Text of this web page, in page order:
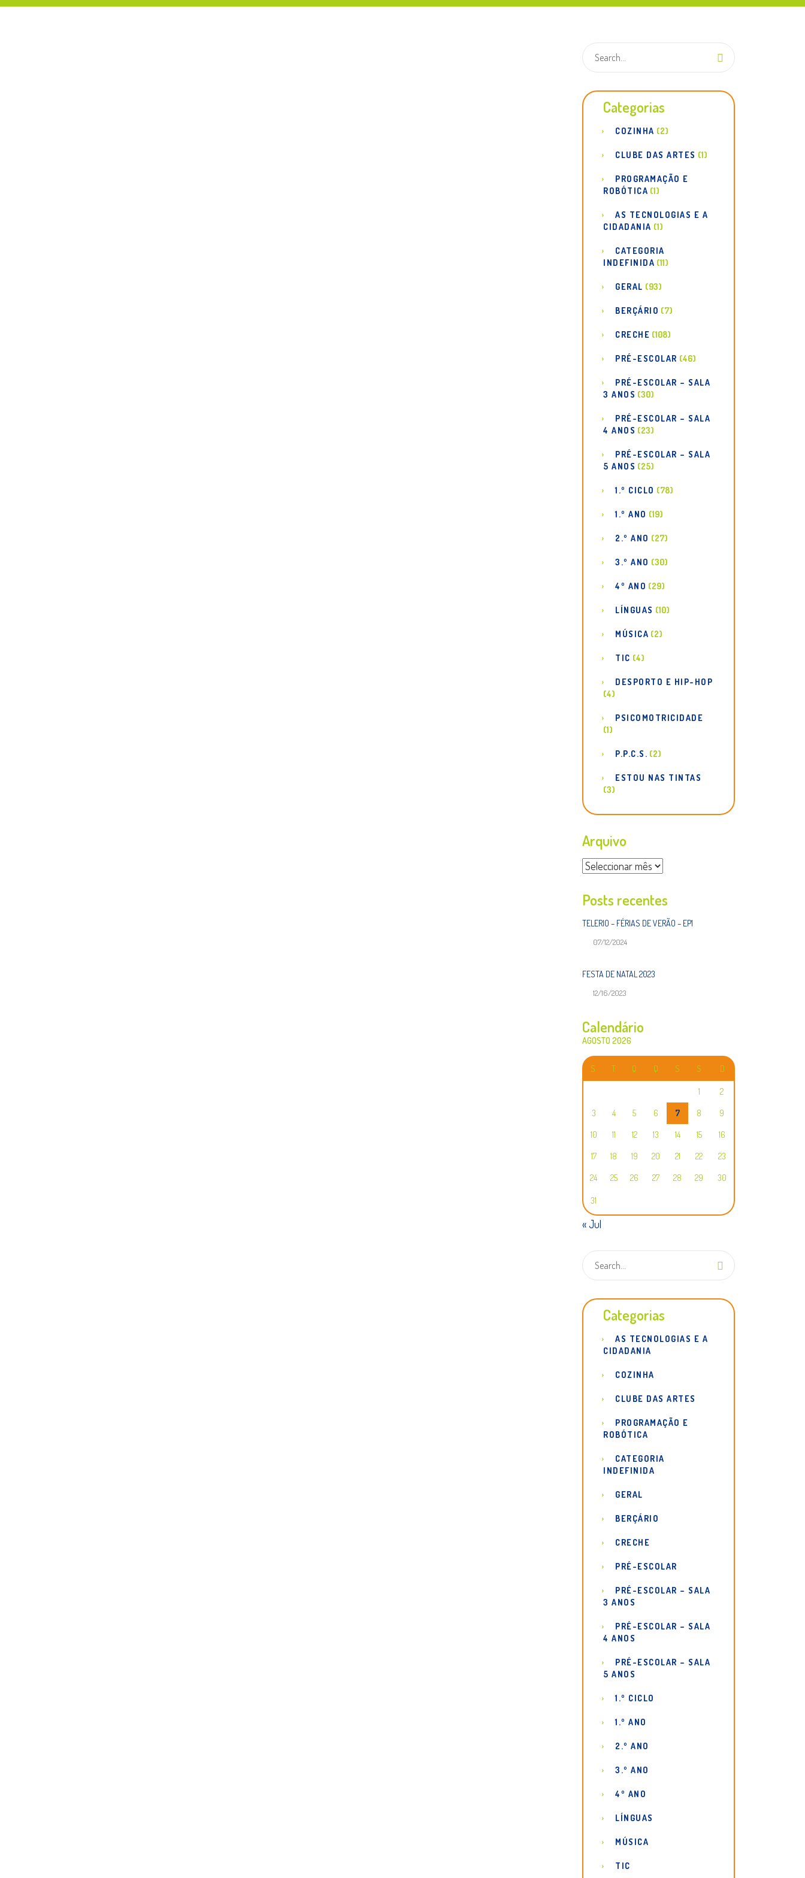
Categorias
COZINHA (2)
CLUBE DAS ARTES (1)
PROGRAMAÇÃO E
ROBÓTICA (1)
AS TECNOLOGIAS E A
CIDADANIA (1)
CATEGORIA
INDEFINIDA (11)
GERAL (93)
BERÇÁRIO (7)
CRECHE (108)
PRÉ-ESCOLAR (46)
PRÉ-ESCOLAR – SALA
3 ANOS (30)
PRÉ-ESCOLAR – SALA
4 ANOS (23)
PRÉ-ESCOLAR – SALA
5 ANOS (25)
1.º CICLO (78)
1.º ANO (19)
2.º ANO (27)
3.º ANO (30)
4º ANO (29)
LÍNGUAS (10)
MÚSICA (2)
TIC (4)
DESPORTO E HIP-HOP
(4)
PSICOMOTRICIDADE
(1)
P.P.C.S. (2)
ESTOU NAS TINTAS
(3)
Arquivo
Arquivo
Posts recentes
TELERIO – FÉRIAS DE VERÃO – EP1
07/12/2024
FESTA DE NATAL 2023
12/16/2023
Calendário
AGOSTO 2026
S T Q Q S S D
1 2
3 4 5 6 7 8 9
10 11 12 13 14 15 16
17 18 19 20 21 22 23
24 25 26 27 28 29 30
31
« Jul
Categorias
AS TECNOLOGIAS E A
CIDADANIA
COZINHA
CLUBE DAS ARTES
PROGRAMAÇÃO E
ROBÓTICA
CATEGORIA
INDEFINIDA
GERAL
BERÇÁRIO
CRECHE
PRÉ-ESCOLAR
PRÉ-ESCOLAR – SALA
3 ANOS
PRÉ-ESCOLAR – SALA
4 ANOS
PRÉ-ESCOLAR – SALA
5 ANOS
1.º CICLO
1.º ANO
2.º ANO
3.º ANO
4º ANO
LÍNGUAS
MÚSICA
TIC